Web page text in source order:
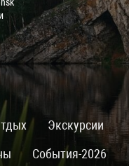
Экскурсии
События-2026